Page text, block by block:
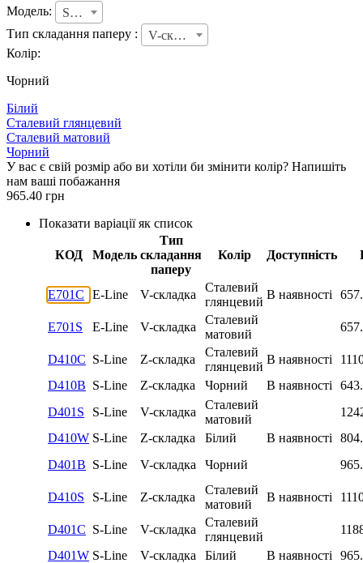
Модель:
S-Line
Тип складання паперу :
V-складка
Колір:
Чорний
Білий
Сталевий глянцевий
Сталевий матовий
Чорний
У вас є свій розмір або ви хотіли би змінити колір? Напишіть
нам ваші побажання
965.40 грн
Показати варіації як список
КОД Модель
Тип
складання
паперу
Колір Доступність
E701C E-Line V-складка
Сталевий
глянцевий
В наявності
E701S E-Line V-складка
Сталевий
матовий
D410C S-Line Z-складка
Сталевий
глянцевий
В наявності
D410B S-Line Z-складка Чорний В наявності
D401S
S-Line V-складка
Сталевий
матовий
D410W S-Line Z-складка Білий В наявності
D401B S-Line V-складка Чорний
D410S S-Line Z-складка
Сталевий
матовий
В наявності
D401C S-Line V-складка
Сталевий
глянцевий
D401W S-Line V-складка Білий В наявності